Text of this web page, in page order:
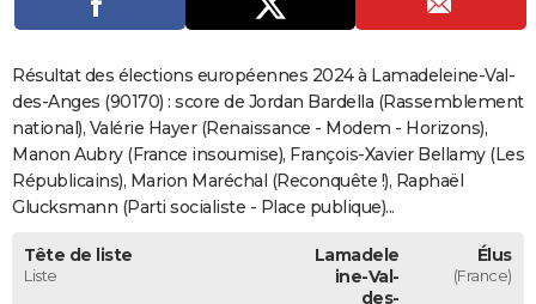
Se connecter
Entreprises
Service militaire
Avis de recherche
AVIS DE DÉCÈS
FORUM
Bricolage
Lifestyle
Culture
Sport
Auto
Television
Voyage
Cinema
Résultat des élections européennes 2024 à Lamadeleine-Val-
des-Anges (90170) : score de Jordan Bardella (Rassemblement
national), Valérie Hayer (Renaissance - Modem - Horizons),
Manon Aubry (France insoumise), François-Xavier Bellamy (Les
Républicains), Marion Maréchal (Reconquête !), Raphaël
Glucksmann (Parti socialiste - Place publique)...
Tête de liste
Liste
Lamadele
ine-Val-
des-
Élus
(France)